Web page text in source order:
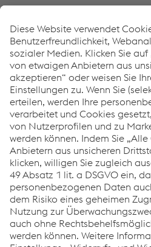
Global Product Manager PPE /
E-Mail senden
Anja Saldigk
Global Sales Development PPE
M.+49 160 97282327
E-Mail senden
Links
Personal Protection